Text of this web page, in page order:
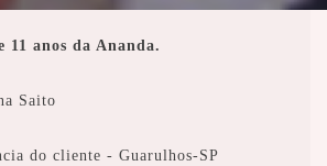
11 anos da Ananda.
Saito
do cliente - Guarulhos-SP